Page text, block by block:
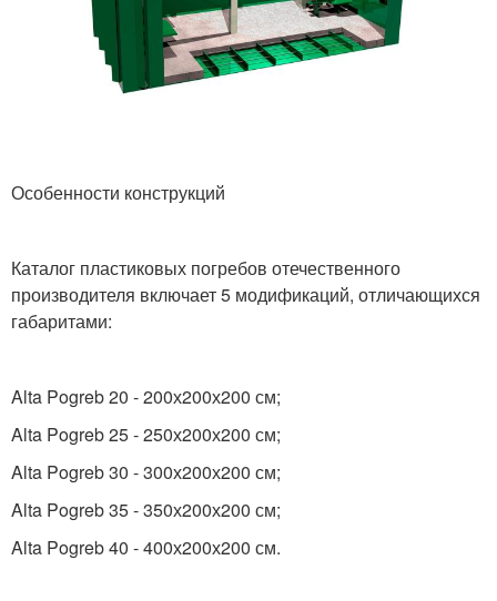
Особенности конструкций
Каталог пластиковых погребов отечественного
производителя включает 5 модификаций, отличающихся
габаритами:
Alta Pogreb 20 - 200х200х200 см;
Alta Pogreb 25 - 250х200х200 см;
Alta Pogreb 30 - 300х200х200 см;
Alta Pogreb 35 - 350х200х200 см;
Alta Pogreb 40 - 400х200х200 см.